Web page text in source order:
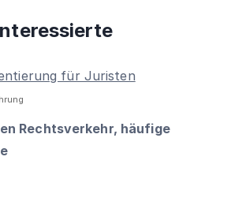
für Juristen
Rechtsverkehr, häufige